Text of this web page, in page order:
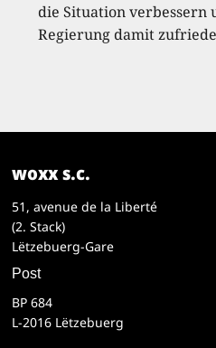
die Situation verbessern
Regierung damit
woxx s.c.
51, avenue de la Liberté
(2. Stack)
Lëtzebuerg-Gare
Post
BP 684
L-2016 Lëtzebuerg